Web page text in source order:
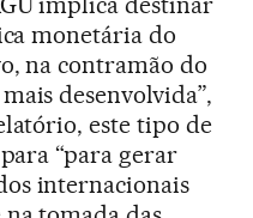
monetária do
na contramão do
desenvolvida”,
este tipo de
“para gerar
internacionais